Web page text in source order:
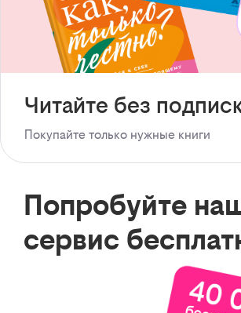
Читайте без
Покупайте только нужные книги
Попробуйте
сервис